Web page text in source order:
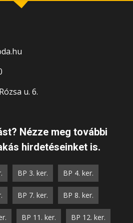
u. 6.
Nézze meg további
hirdetéseinket is.
BP 3. ker. BP 4. ker.
BP 7. ker. BP 8. ker.
BP 11. ker. BP 12. ker.